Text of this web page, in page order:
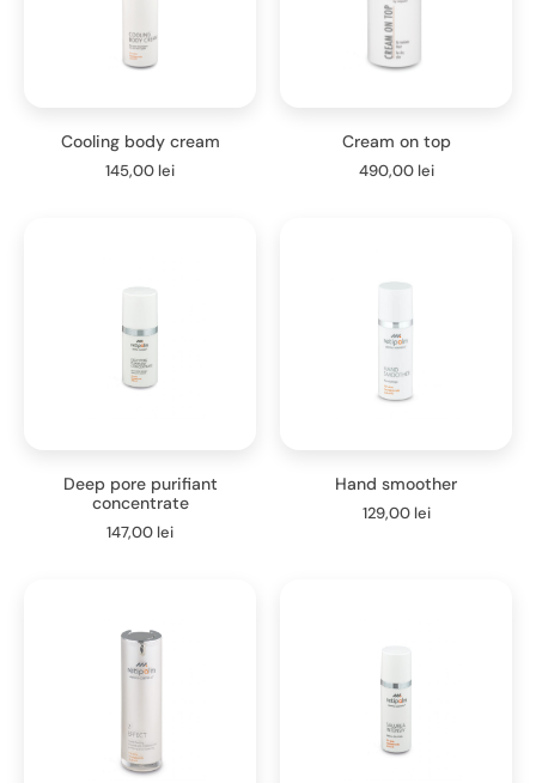
Cooling body cream
145,00 lei
Cream on top
490,00 lei
Deep pore purifiant
concentrate
147,00 lei
Hand smoother
129,00 lei